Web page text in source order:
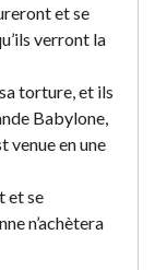
et se
verront la
torture, et ils
Babylone,
venue en une
et se
n’achètera